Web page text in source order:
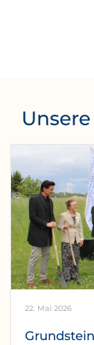
22. Mai 2026